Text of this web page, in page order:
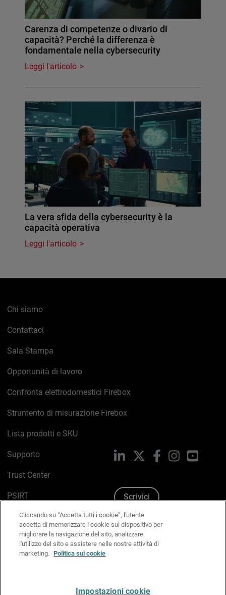
Carenza di competenze o divario di
capacità? Perché la differenza è
fondamentale nella cybersecurity
Leggi l'articolo
La vera sfida della cybersecurity è la
capacità operativa
Leggi l'articolo
Chi siamo
Contattaci
Sala Stampa
Opportunità di lavoro
Confronta elettrodomestici Firebox
Strumento di misurazione Firebox
Lista prodotti e SKU
Supporto
Trust Center
PSIRT
Politica sui cookie
Informativa sulla privacy
Kit Media & Brand
LinkedIn FacebookInstagram
Scrivici
Cliccando su “Accetta tutti i cookie”, l'utente
accetta di memorizzare i cookie sul dispositivo per
migliorare la navigazione del sito, analizzare
l'utilizzo del sito e assistere nelle nostre attività di
marketing. Politica sui cookie
Impostazioni cookie